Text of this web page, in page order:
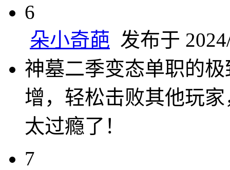
6
朵小奇葩 发布于
神墓二季变态单职的
增，轻松击败其他玩
太过瘾了！
7